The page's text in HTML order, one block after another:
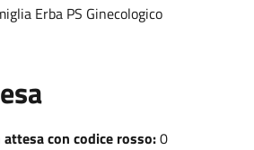
Erba PS Ginecologico
attesa con codice rosso:0